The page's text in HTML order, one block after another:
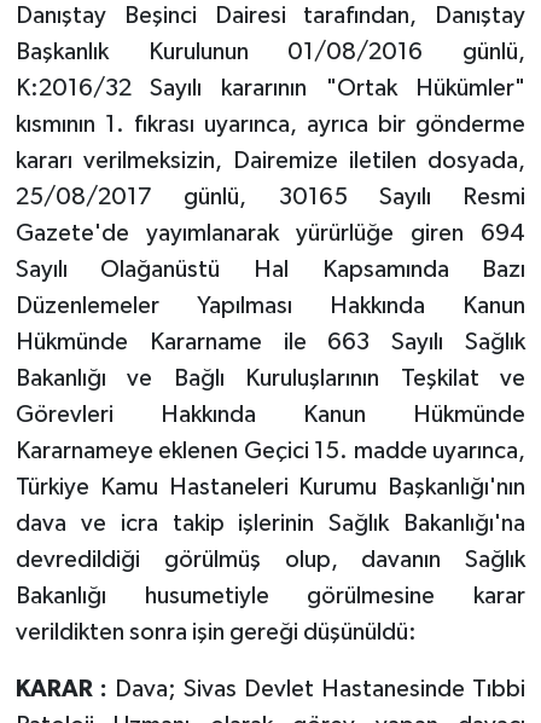
Danıştay Beşinci Dairesi tarafından, Danıştay
Başkanlık Kurulunun 01/08/2016 günlü,
K:2016/32 Sayılı kararının "Ortak Hükümler"
kısmının 1. fıkrası uyarınca, ayrıca bir gönderme
kararı verilmeksizin, Dairemize iletilen dosyada,
25/08/2017 günlü, 30165 Sayılı Resmi
Gazete'de yayımlanarak yürürlüğe giren 694
Sayılı Olağanüstü Hal Kapsamında Bazı
Düzenlemeler Yapılması Hakkında Kanun
Hükmünde Kararname ile 663 Sayılı Sağlık
Bakanlığı ve Bağlı Kuruluşlarının Teşkilat ve
Görevleri Hakkında Kanun Hükmünde
Kararnameye eklenen Geçici 15. madde uyarınca,
Türkiye Kamu Hastaneleri Kurumu Başkanlığı'nın
dava ve icra takip işlerinin Sağlık Bakanlığı'na
devredildiği görülmüş olup, davanın Sağlık
Bakanlığı husumetiyle görülmesine karar
verildikten sonra işin gereği düşünüldü:
KARAR : Dava; Sivas Devlet Hastanesinde Tıbbi